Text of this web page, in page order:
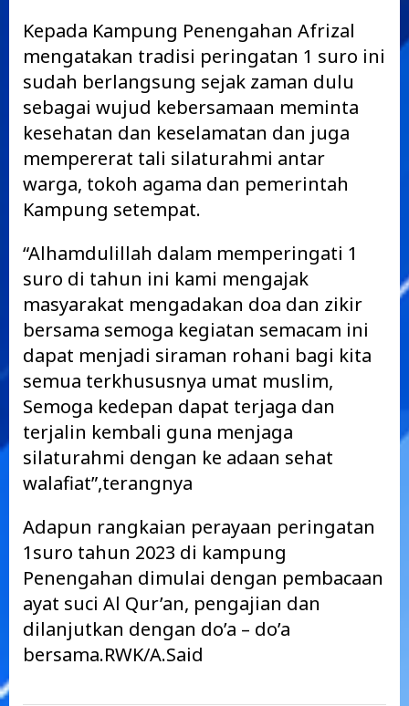
Kepada Kampung Penengahan Afrizal
mengatakan tradisi peringatan 1 suro ini
sudah berlangsung sejak zaman dulu
sebagai wujud kebersamaan meminta
kesehatan dan keselamatan dan juga
mempererat tali silaturahmi antar
warga, tokoh agama dan pemerintah
Kampung setempat.
“Alhamdulillah dalam memperingati 1
suro di tahun ini kami mengajak
masyarakat mengadakan doa dan zikir
bersama semoga kegiatan semacam ini
dapat menjadi siraman rohani bagi kita
semua terkhususnya umat muslim,
Semoga kedepan dapat terjaga dan
terjalin kembali guna menjaga
silaturahmi dengan ke adaan sehat
walafiat”,terangnya
Adapun rangkaian perayaan peringatan
1suro tahun 2023 di kampung
Penengahan dimulai dengan pembacaan
ayat suci Al Qur’an, pengajian dan
dilanjutkan dengan do’a – do’a
bersama.RWK/A.Said